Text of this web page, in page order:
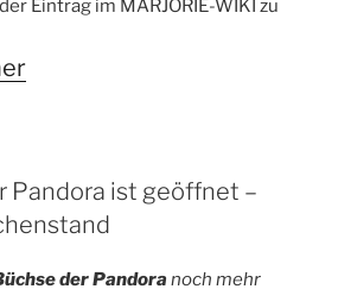
Eintrag im MARJORIE-WIKI zu
Pandora ist geöffnet –
der Pandora noch mehr